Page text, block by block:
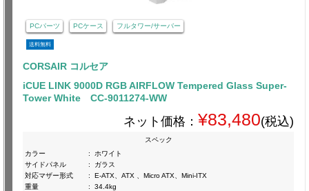
PCパーツ PCケース フルタワー/サーバー
送料無料
CORSAIR コルセア
iCUE LINK 9000D RGB AIRFLOW Tempered Glass Super-
Tower White CC-9011274-WW
ネット価格： ¥83,480(税込)
スペック
カラー
:
ホワイト
サイドパネル
:
ガラス
対応マザー形式
:
E-ATX、ATX 、Micro ATX、Mini-ITX
重量
:
34.4kg